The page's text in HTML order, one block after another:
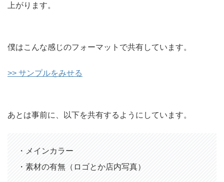
上がります。
僕はこんな感じのフォーマットで共有しています。
>> サンプルをみせる
あとは事前に、以下を共有するようにしています。
・メインカラー
・素材の有無（ロゴとか店内写真）